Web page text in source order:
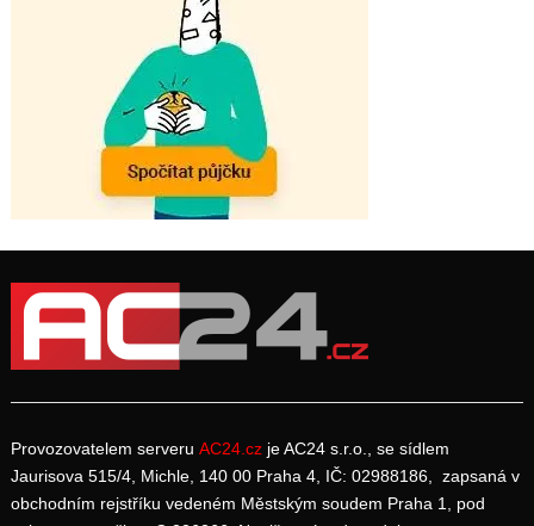
Provozovatelem serveru AC24.cz je AC24 s.r.o., se sídlem
Jaurisova 515/4, Michle, 140 00 Praha 4, IČ: 02988186, zapsaná v
obchodním rejstříku vedeném Městským soudem Praha 1, pod